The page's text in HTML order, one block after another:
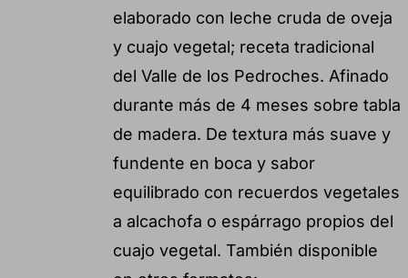
elaborado con leche cruda de oveja
y cuajo vegetal; receta tradicional
del Valle de los Pedroches. Afinado
durante más de 4 meses sobre tabla
de madera. De textura más suave y
fundente en boca y sabor
equilibrado con recuerdos vegetales
a alcachofa o espárrago propios del
cuajo vegetal. También disponible